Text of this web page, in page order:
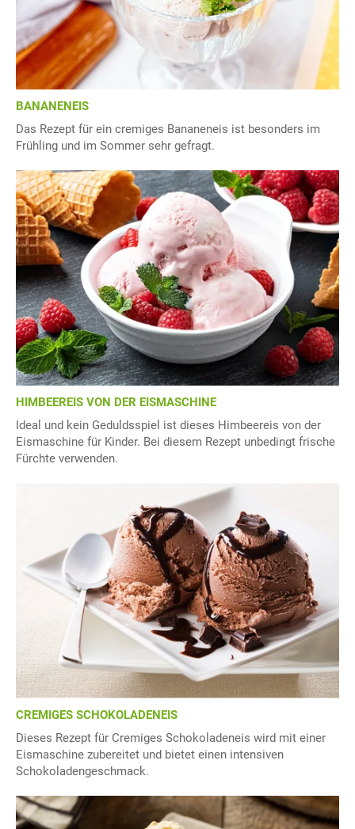
BANANENEIS
Das Rezept für ein cremiges Bananeneis ist besonders im
Frühling und im Sommer sehr gefragt.
HIMBEEREIS VON DER EISMASCHINE
Ideal und kein Geduldsspiel ist dieses Himbeereis von der
Eismaschine für Kinder. Bei diesem Rezept unbedingt frische
Fürchte verwenden.
CREMIGES SCHOKOLADENEIS
Dieses Rezept für Cremiges Schokoladeneis wird mit einer
Eismaschine zubereitet und bietet einen intensiven
Schokoladengeschmack.